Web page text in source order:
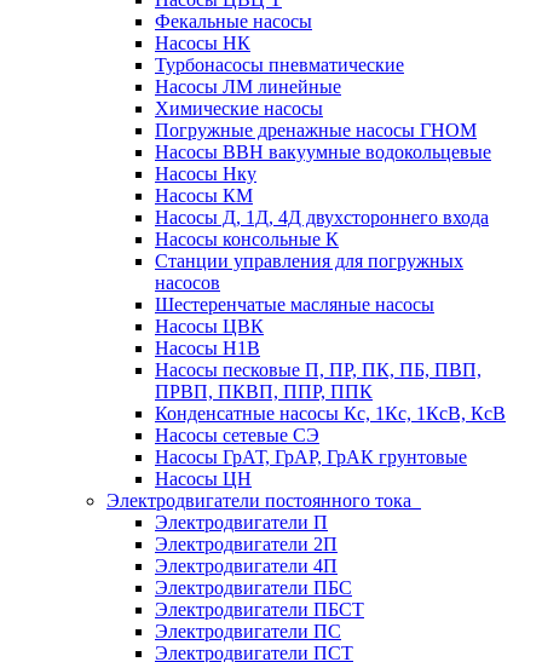
Фекальные насосы
Насосы НК
Турбонасосы пневматические
Насосы ЛМ линейные
Химические насосы
Погружные дренажные насосы ГНОМ
Насосы ВВН вакуумные водокольцевые
Насосы Нку
Насосы КМ
Насосы Д, 1Д, 4Д двухстороннего входа
Насосы консольные К
Станции управления для погружных
насосов
Шестеренчатые масляные насосы
Насосы ЦВК
Насосы Н1В
Насосы песковые П, ПР, ПК, ПБ, ПВП,
ПРВП, ПКВП, ППР, ППК
Конденсатные насосы Кс, 1Кс, 1КсВ, КсВ
Насосы сетевые СЭ
Насосы ГрАТ, ГрАР, ГрАК грунтовые
Насосы ЦН
Электродвигатели постоянного тока
Электродвигатели П
Электродвигатели 2П
Электродвигатели 4П
Электродвигатели ПБС
Электродвигатели ПБСТ
Электродвигатели ПС
Электродвигатели ПСТ